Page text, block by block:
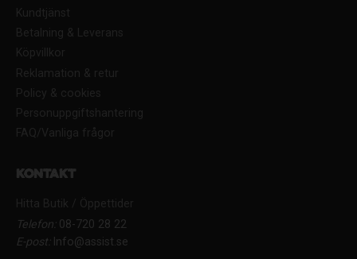
Kundtjänst
Betalning & Leverans
Köpvillkor
Reklamation & retur
Policy & cookies
Personuppgiftshantering
FAQ/Vanliga frågor
Kontakt
Hitta Butik / Öppettider
Telefon:08-720 28 22
E-post:Info@assist.se